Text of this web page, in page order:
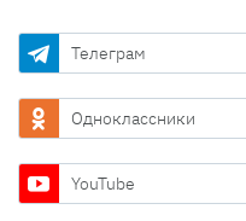
Телеграм
Одноклассники
YouTube